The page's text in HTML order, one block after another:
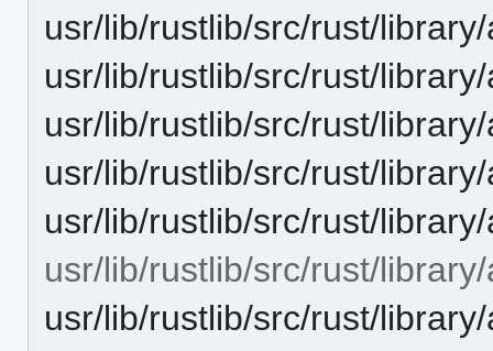
usr/lib/rustlib/src/rust/
usr/lib/rustlib/src/rust/
usr/lib/rustlib/src/rust/
usr/lib/rustlib/src/rust/
usr/lib/rustlib/src/rust/
usr/lib/rustlib/src/rust/
usr/lib/rustlib/src/rust/